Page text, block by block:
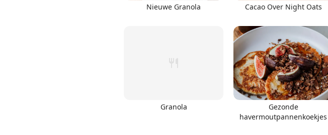
Nieuwe Granola Cacao Over Night Oats
Granola
Gezonde
havermoutpannenkoekjes